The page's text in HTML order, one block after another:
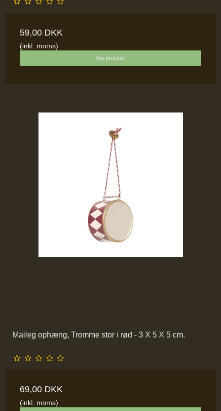
59,00 DKK
(inkl. moms)
Vis produkt
Maileg ophæng, Tromme stor i rød - 3 X 5 X 5 cm.
69,00 DKK
(inkl. moms)